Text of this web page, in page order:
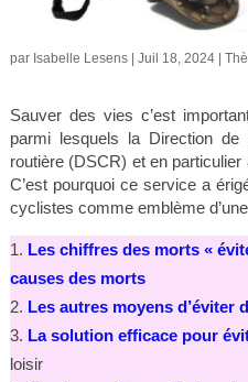
par Isabelle Lesens| Juil 18, 2024|
Sauver des vies c’est
parmi lesquels la Direction
routière (DSCR) et en particulier
C’est pourquoi ce service a
cyclistes comme emblème
Les chiffres des morts «
causes des morts
Les autres moyens d’éviter
La solution efficace pour
loisir